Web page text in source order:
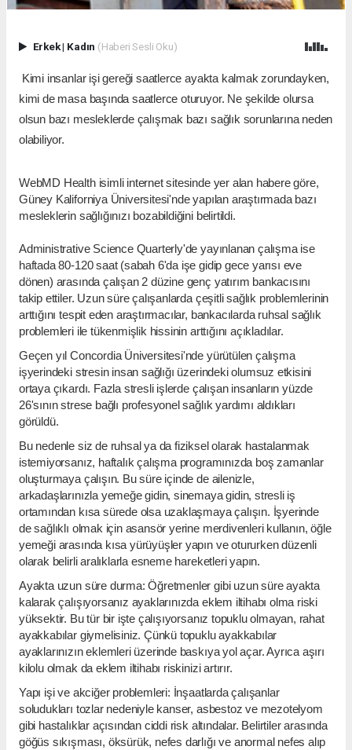
Erkek| Kadın (Haberi Sesli Oku)
Kimi insanlar işi gereği saatlerce ayakta kalmak zorundayken,
kimi de masa başında saatlerce oturuyor. Ne şekilde olursa
olsun bazı mesleklerde çalışmak bazı sağlık sorunlarına neden
olabiliyor.
WebMD Health isimli internet sitesinde yer alan habere göre,
Güney Kaliforniya Üniversitesi'nde yapılan araştırmada bazı
mesleklerin sağlığınızı bozabildiğini belirtildi.
Administrative Science Quarterly'de yayınlanan çalışma ise
haftada 80-120 saat (sabah 6'da işe gidip gece yarısı eve
dönen) arasında çalışan 2 düzine genç yatırım bankacısını
takip ettiler. Uzun süre çalışanlarda çeşitli sağlık problemlerinin
arttığını tespit eden araştırmacılar, bankacılarda ruhsal sağlık
problemleri ile tükenmişlik hissinin arttığını açıkladılar.
Geçen yıl Concordia Üniversitesi'nde yürütülen çalışma
işyerindeki stresin insan sağlığı üzerindeki olumsuz etkisini
ortaya çıkardı. Fazla stresli işlerde çalışan insanların yüzde
26'sının strese bağlı profesyonel sağlık yardımı aldıkları
görüldü.
Bu nedenle siz de ruhsal ya da fiziksel olarak hastalanmak
istemiyorsanız, haftalık çalışma programınızda boş zamanlar
oluşturmaya çalışın. Bu süre içinde de ailenizle,
arkadaşlarınızla yemeğe gidin, sinemaya gidin, stresli iş
ortamından kısa sürede olsa uzaklaşmaya çalışın. İşyerinde
de sağlıklı olmak için asansör yerine merdivenleri kullanın, öğle
yemeği arasında kısa yürüyüşler yapın ve otururken düzenli
olarak belirli aralıklarla esneme hareketleri yapın.
Ayakta uzun süre durma: Öğretmenler gibi uzun süre ayakta
kalarak çalışıyorsanız ayaklarınızda eklem iltihabı olma riski
yüksektir. Bu tür bir işte çalışıyorsanız topuklu olmayan, rahat
ayakkabılar giymelisiniz. Çünkü topuklu ayakkabılar
ayaklarınızın eklemleri üzerinde baskıya yol açar. Ayrıca aşırı
kilolu olmak da eklem iltihabı riskinizi artırır.
Yapı işi ve akciğer problemleri: İnşaatlarda çalışanlar
soludukları tozlar nedeniyle kanser, asbestoz ve mezotelyom
gibi hastalıklar açısından ciddi risk altındalar. Belirtiler arasında
göğüs sıkışması, öksürük, nefes darlığı ve anormal nefes alıp